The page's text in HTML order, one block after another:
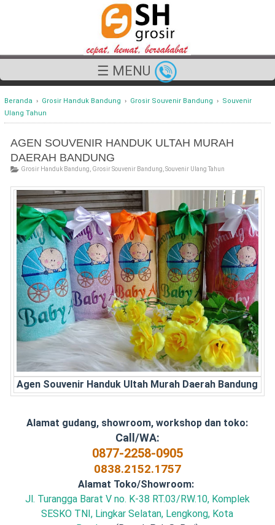
☰ MENU
Beranda › Grosir Handuk Bandung › Grosir Souvenir Bandung › Souvenir
Ulang Tahun
AGEN SOUVENIR HANDUK ULTAH MURAH
DAERAH BANDUNG
Grosir Handuk Bandung Grosir Souvenir Bandung Souvenir Ulang Tahun
Agen Souvenir Handuk Ultah Murah Daerah Bandung
Alamat gudang, showroom, workshop dan toko:
Call/WA:
0877-2258-0905
0838.2152.1757
Alamat Toko/Showroom:
Jl. Turangga Barat V no. K-38 RT.03/RW.10, Komplek
SESKO TNI, Lingkar Selatan, Lengkong, Kota